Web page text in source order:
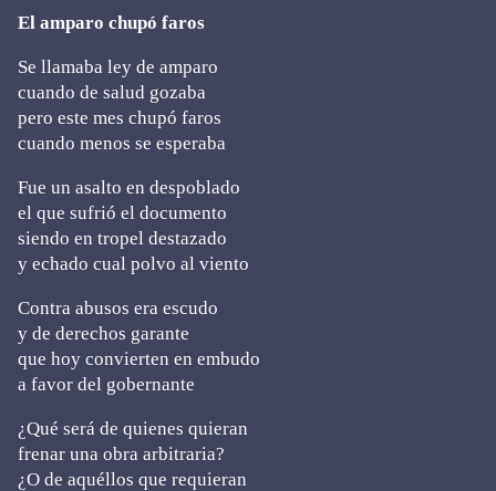
El amparo chupó faros
Se llamaba ley de amparo
cuando de salud gozaba
pero este mes chupó faros
cuando menos se esperaba
Fue un asalto en despoblado
el que sufrió el documento
siendo en tropel destazado
y echado cual polvo al viento
Contra abusos era escudo
y de derechos garante
que hoy convierten en embudo
a favor del gobernante
¿Qué será de quienes quieran
frenar una obra arbitraria?
¿O de aquéllos que requieran